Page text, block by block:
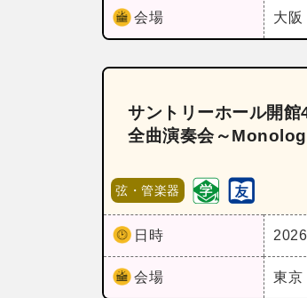
会場 大阪
サントリーホール開
全曲演奏会～
弦・管楽器
日時
会場 東京